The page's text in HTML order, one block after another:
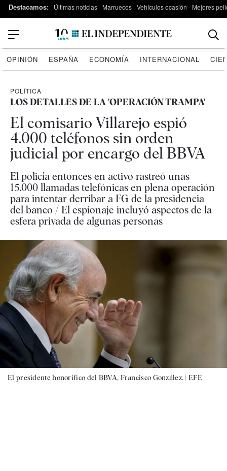
Destacamos: Últimas noticias Marruecos Vehículos ocasión Mejores
OPINIÓN ESPAÑA ECONOMÍA INTERNACIONAL
POLÍTICA
LOS DETALLES DE LA 'OPERACIÓN TRAMPA'
El comisario Villarejo espió
4.000 teléfonos sin orden
judicial por encargo del BBVA
El policía entonces en activo rastreó unas
15.000 llamadas telefónicas en plena operación
para intentar derribar a FG de la presidencia
del banco / El espionaje incluyó aspectos de la
esfera privada de algunas personas
El presidente honorífico del BBVA, Francisco González. |EFE